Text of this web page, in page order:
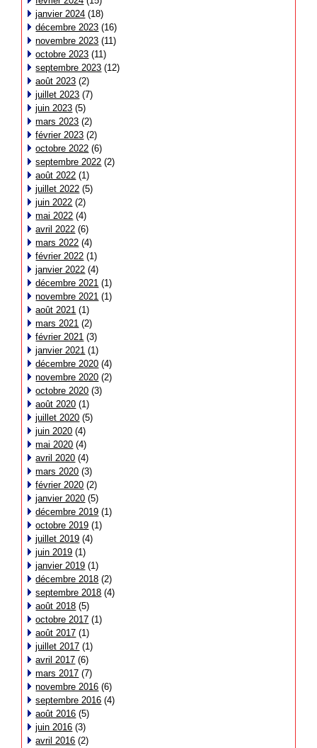
janvier 2024 (18)
décembre 2023 (16)
novembre 2023 (11)
octobre 2023 (11)
septembre 2023 (12)
août 2023 (2)
juillet 2023 (7)
juin 2023 (5)
mars 2023 (2)
février 2023 (2)
octobre 2022 (6)
septembre 2022 (2)
août 2022 (1)
juillet 2022 (5)
juin 2022 (2)
mai 2022 (4)
avril 2022 (6)
mars 2022 (4)
février 2022 (1)
janvier 2022 (4)
décembre 2021 (1)
novembre 2021 (1)
août 2021 (1)
mars 2021 (2)
février 2021 (3)
janvier 2021 (1)
décembre 2020 (4)
novembre 2020 (2)
octobre 2020 (3)
août 2020 (1)
juillet 2020 (5)
juin 2020 (4)
mai 2020 (4)
avril 2020 (4)
mars 2020 (3)
février 2020 (2)
janvier 2020 (5)
décembre 2019 (1)
octobre 2019 (1)
juillet 2019 (4)
juin 2019 (1)
janvier 2019 (1)
décembre 2018 (2)
septembre 2018 (4)
août 2018 (5)
octobre 2017 (1)
août 2017 (1)
juillet 2017 (1)
avril 2017 (6)
mars 2017 (7)
novembre 2016 (6)
septembre 2016 (4)
août 2016 (5)
juin 2016 (3)
avril 2016 (2)